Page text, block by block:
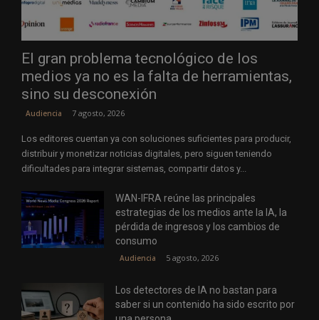
El gran problema tecnológico de los
medios ya no es la falta de herramientas,
sino su desconexión
Audiencia 7 agosto, 2026
Los editores cuentan ya con soluciones suficientes para producir,
distribuir y monetizar noticias digitales, pero siguen teniendo
dificultades para integrar sistemas, compartir datos y...
WAN-IFRA reúne las principales
estrategias de los medios ante la IA, la
pérdida de ingresos y los cambios de
consumo
Audiencia 5 agosto, 2026
Los detectores de IA no bastan para
saber si un contenido ha sido escrito por